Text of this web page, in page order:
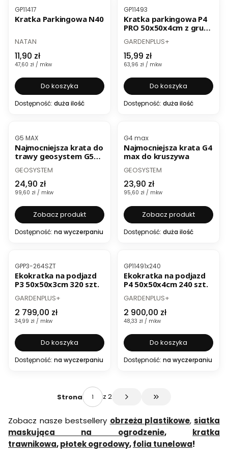
Kod produktu
GP11417
Kratka Parkingowa N40
PRODUCENT
NATAN
Cena
11,90 zł
Cena jednostkowa
47,60 zł / mkw
Do koszyka
Dostępność: duża ilość
Kod produktu
GP11493
Kratka parkingowa P4
PRO 50x50x4cm z grubą
PRODUCENT
GARDENPLUS+
Cena
15,99 zł
Cena jednostkowa
63,96 zł / mkw
Do koszyka
Dostępność: duża ilość
Kod produktu
G5 MAX
Najmocniejsza krata do
trawy geosystem G5
PRODUCENT
GEOSYSTEM
Cena
24,90 zł
Cena jednostkowa
99,60 zł / mkw
Zobacz produkt
Dostępność: na wyczerpaniu
Kod produktu
G4 max
Najmocniejsza krata G4
max do kruszywa
PRODUCENT
GEOSYSTEM
Cena
23,90 zł
Cena jednostkowa
95,60 zł / mkw
Zobacz produkt
Dostępność: duża ilość
Kod produktu
GPP3-264SZT
Ekokratka na podjazd
P3 50x50x3cm 320 szt.
PRODUCENT
GARDENPLUS+
Cena
2 799,00 zł
Cena jednostkowa
34,99 zł / mkw
Do koszyka
Dostępność: na wyczerpaniu
Kod produktu
GP11491x240
Ekokratka na podjazd
P4 50x50x4cm 240 szt.
PRODUCENT
GARDENPLUS+
Cena
2 900,00 zł
Cena jednostkowa
48,33 zł / mkw
Do koszyka
Dostępność: na wyczerpaniu
Strona z 2 Przejdź do ostatniej
Zobacz nasze bestsellery obrzeża plastikowe, siatka
maskująca na ogrodzenie, kratka
trawnikowa,płotek ogrodowy,folia tunelowa!